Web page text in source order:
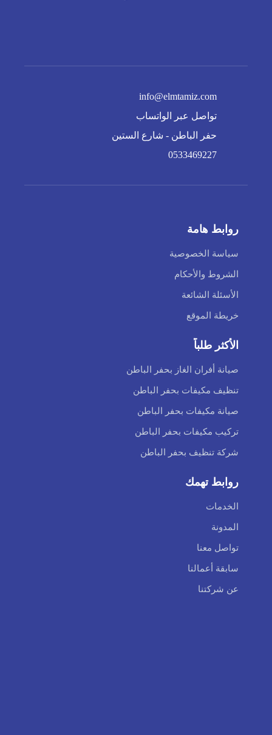
info@elmtamiz.com
تواصل عبر الواتساب
حفر الباطن - شارع الستين
0533469227
روابط هامة
سياسة الخصوصية
الشروط والأحكام
الأسئلة الشائعة
خريطة الموقع
الأكثر طلباً
صيانة أفران الغاز بحفر الباطن
تنظيف مكيفات بحفر الباطن
صيانة مكيفات بحفر الباطن
تركيب مكيفات بحفر الباطن
شركة تنظيف بحفر الباطن
روابط تهمك
الخدمات
المدونة
تواصل معنا
سابقة أعمالنا
عن شركتنا